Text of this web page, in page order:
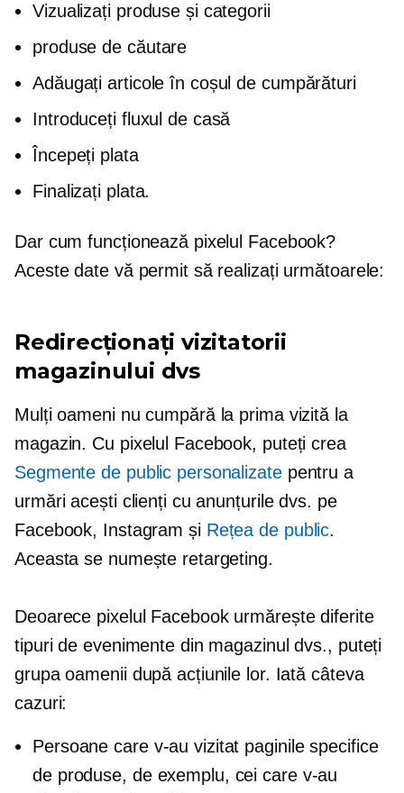
Vizualizați produse și categorii
produse de căutare
Adăugați articole în coșul de cumpărături
Introduceți fluxul de casă
Începeți plata
Finalizați plata.
Dar cum funcționează pixelul Facebook?
Aceste date vă permit să realizați următoarele:
Redirecționați vizitatorii
magazinului dvs
Mulți oameni nu cumpără la prima vizită la
magazin. Cu pixelul Facebook, puteți crea
Segmente de public personalizatepentru a
urmări acești clienți cu anunțurile dvs. pe
Facebook, Instagram și Rețea de public.
Aceasta se numește retargeting.
Deoarece pixelul Facebook urmărește diferite
tipuri de evenimente din magazinul dvs., puteți
grupa oamenii după acțiunile lor. Iată câteva
cazuri:
Persoane care v-au vizitat paginile specifice
de produse, de exemplu, cei care v-au